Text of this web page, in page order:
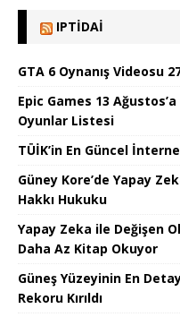
IPTIDAI
GTA 6 Oynanış Videosu
Epic Games 13
Oyunlar Listesi
TÜİK’in En Güncel
Güney Kore’de Yapay
Hakkı Hukuku
Yapay Zeka ile Değişen
Daha Az Kitap Okuyor
Güneş Yüzeyinin En
Rekoru Kırıldı